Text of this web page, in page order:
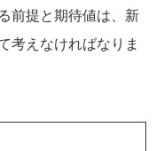
前提と期待値は、新
考えなければなりま